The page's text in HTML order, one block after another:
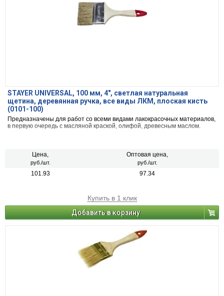
STAYER UNIVERSAL, 100 мм, 4″, светлая натуральная
щетина, деревянная ручка, все виды ЛКМ, плоская кисть
(0101-100)
Предназначены для работ со всеми видами лакокрасочных материалов,
в первую очередь с масляной краской, олифой, древесным маслом.
Цена,
руб./шт.
Оптовая цена,
руб./шт.
101.93 97.34
Купить в 1 клик
Добавить в корзину